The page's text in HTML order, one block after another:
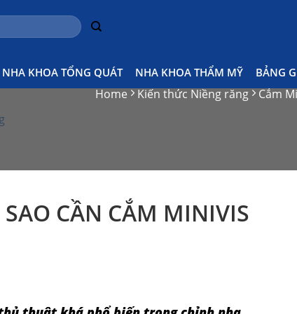
NHA KHOA TỔNG QUÁT NHA KHOA THẨM MỸ BẢNG
Home Kiến thức Niềng răng Cắm
CẦN CẮM MINIVIS